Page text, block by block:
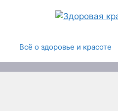
Всё о здоровье и красоте